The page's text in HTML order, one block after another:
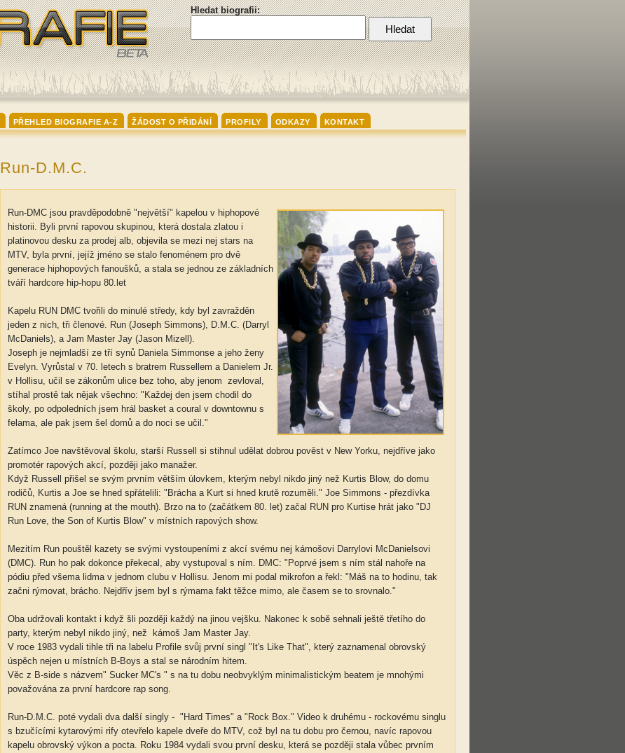
Hledat biografii:
PŘEHLED BIOGRAFIE A-Z ŽÁDOST O PŘIDÁNÍ PROFILY ODKAZY KONTAKT
Run-D.M.C.
Run-DMC jsou pravděpodobně "největší" kapelou v hiphopové
historii. Byli první rapovou skupinou, která dostala zlatou i
platinovou desku za prodej alb, objevila se mezi nej stars na
MTV, byla první, jejíž jméno se stalo fenoménem pro dvě
generace hiphopových fanoušků, a stala se jednou ze základních
tváří hardcore hip-hopu 80.let
Kapelu RUN DMC tvořili do minulé středy, kdy byl zavražděn
jeden z nich, tři členové. Run (Joseph Simmons), D.M.C. (Darryl
McDaniels), a Jam Master Jay (Jason Mizell).
Joseph je nejmladší ze tří synů Daniela Simmonse a jeho ženy
Evelyn. Vyrůstal v 70. letech s bratrem Russellem a Danielem Jr.
v Hollisu, učil se zákonům ulice bez toho, aby jenom zevloval,
stíhal prostě tak nějak všechno: "Každej den jsem chodil do
školy, po odpoledních jsem hrál basket a coural v downtownu s
felama, ale pak jsem šel domů a do noci se učil."
Zatímco Joe navštěvoval školu, starší Russell si stihnul udělat dobrou pověst v New Yorku, nejdříve jako
promotér rapových akcí, později jako manažer.
Když Russell přišel se svým prvním větším úlovkem, kterým nebyl nikdo jiný než Kurtis Blow, do domu
rodičů, Kurtis a Joe se hned spřátelili: "Brácha a Kurt si hned krutě rozuměli." Joe Simmons - přezdívka
RUN znamená (running at the mouth). Brzo na to (začátkem 80. let) začal RUN pro Kurtise hrát jako "DJ
Run Love, the Son of Kurtis Blow" v místních rapových show.
Mezitím Run pouštěl kazety se svými vystoupeními z akcí svému nej kámošovi Darrylovi McDanielsovi
(DMC). Run ho pak dokonce překecal, aby vystupoval s ním. DMC: "Poprvé jsem s ním stál nahoře na
pódiu před všema lidma v jednom clubu v Hollisu. Jenom mi podal mikrofon a řekl: "Máš na to hodinu, tak
začni rýmovat, brácho. Nejdřív jsem byl s rýmama fakt těžce mimo, ale časem se to srovnalo."
Oba udržovali kontakt i když šli později každý na jinou vejšku. Nakonec k sobě sehnali ještě třetího do
party, kterým nebyl nikdo jiný, než kámoš Jam Master Jay.
V roce 1983 vydali tihle tři na labelu Profile svůj první singl "It's Like That", který zaznamenal obrovský
úspěch nejen u místních B-Boys a stal se národním hitem.
Věc z B-side s názvem" Sucker MC's " s na tu dobu neobvyklým minimalistickým beatem je mnohými
považována za první hardcore rap song.
Run-D.M.C. poté vydali dva další singly - "Hard Times" a "Rock Box." Video k druhému - rockovému singlu
s bzučícími kytarovými rify otevřelo kapele dveře do MTV, což byl na tu dobu pro černou, navíc rapovou
kapelu obrovský výkon a pocta. Roku 1984 vydali svou první desku, která se později stala vůbec prvním